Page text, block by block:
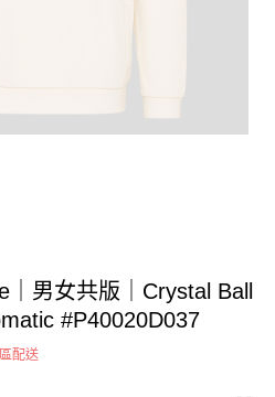
男女共版｜Crystal Ball
#P40020D037
配送